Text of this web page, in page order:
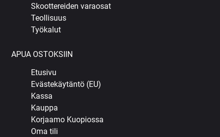
Skoottereiden varaosat
Teollisuus
Työkalut
APUA OSTOKSIIN
Etusivu
Evästekäytäntö (EU)
Kassa
Kauppa
Korjaamo Kuopiossa
Oma tili